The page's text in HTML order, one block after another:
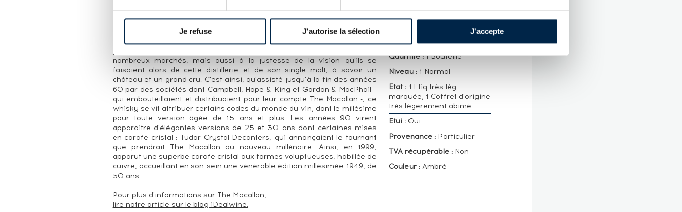
Je refuse J'autorise la sélection J'accepte
une seule édition baptisée The Macallan 60 ans 1926 Dillon, une telle
côte lors d'une vente aux enchères : £1.2million, en 2018.
Cette renommée, Macallan la doit à l'excellence de sa production et de
son vieillissement en fûts de sherry, à l'acuité commerciale de ses
nombreux marchés, mais aussi à la justesse de la vision qu'ils se
faisaient alors de cette distillerie et de son single malt, à savoir un
château et un grand cru. C'est ainsi, qu'assisté jusqu'à la fin des années
60 par des sociétés dont Campbell, Hope & King et Gordon & MacPhail -
qui embouteillaient et distribuaient pour leur compte The Macallan -, ce
whisky se vit attribuer certains codes du monde du vin, dont le millésime
pour toute version âgée de 15 ans et plus. Les années 90 virent
apparaitre d'élégantes versions de 25 et 30 ans dont certaines mises
en carafe cristal : Tudor Crystal Decanters, qui annonçaient le tournant
que prendrait The Macallan au nouveau millénaire. Ainsi, en 1999,
apparut une superbe carafe cristal aux formes voluptueuses, habillée de
cuivre, accueillant en son sein une vénérable édition millésimée 1949, de
50 ans.
Pour plus d'informations sur The Macallan,
lire notre article sur le blog iDealwine.
Région :Ecosse , Speyside
Volume :0.70L
Quantité :1 Bouteille
Niveau : 1 Normal
Etat : 1 Etiq très lég
marquée, 1 Coffret d'origine
très légèrement abimé
Etui : Oui
Provenance : Particulier
TVA récupérable : Non
Couleur : Ambré